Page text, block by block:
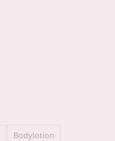
Bodylotion